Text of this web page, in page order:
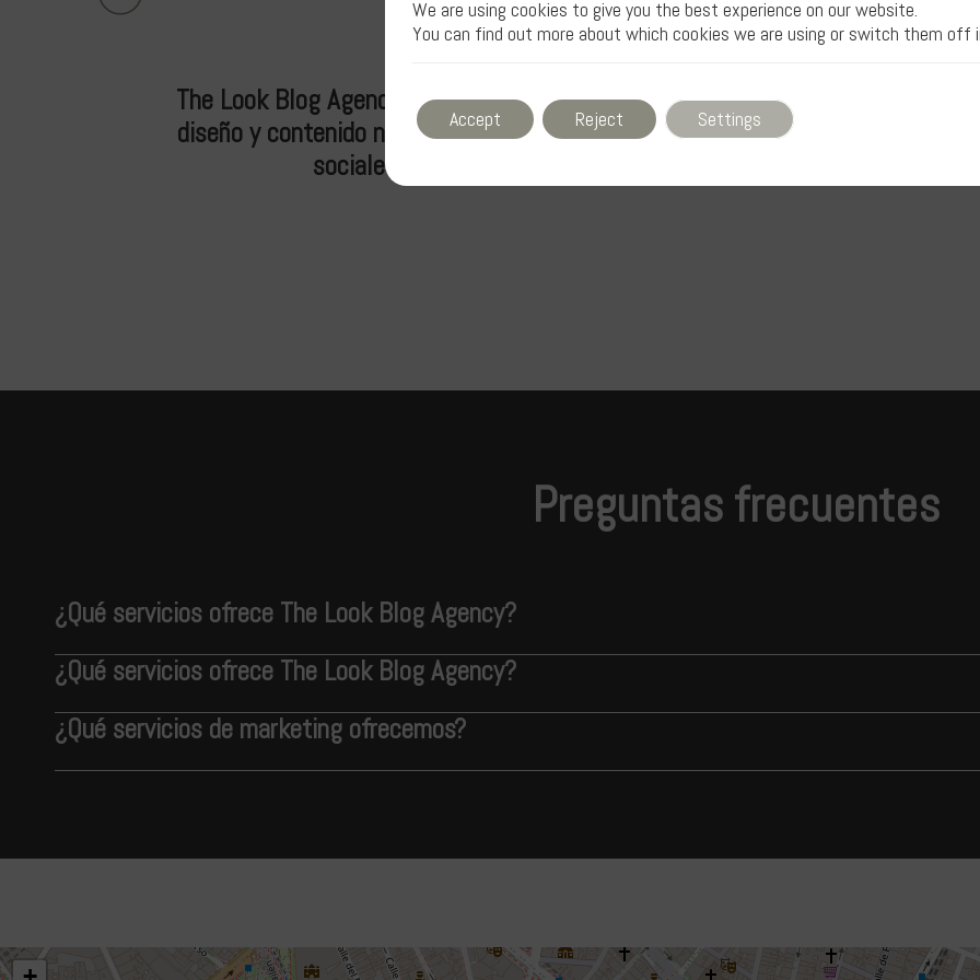
The Look Blog Agency ha superado nuestras expectativas en comunicación
diseño y contenido nos ha permitido conectar con nuestros clientes de
sociales ha sido impecable, asegurando una presencia online
Preguntas frecuentes
¿Qué servicios ofrece The Look Blog Agency?
¿Qué servicios ofrece The Look Blog Agency?
¿Qué servicios de marketing ofrecemos?
We are using cookies to give you the best experience on our website.
You can find out more about which cookies we are using or switch them off
Accept Reject Settings